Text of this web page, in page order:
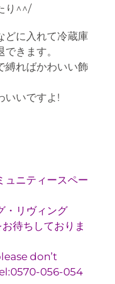
り^^/
どに入れて冷蔵庫
きます。
縛ればかわいい飾
いいですよ!
ニティースペー
・リヴィング
待ちしておりま
don’t
056-054